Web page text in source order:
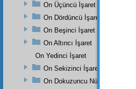
On Üçüncü İşaret
On Dördüncü İşaret
On Beşinci İşaret
On Altıncı İşaret
On Yedinci İşaret
On Sekizinci İşaret
On Dokuzuncu Nükteli İşaret